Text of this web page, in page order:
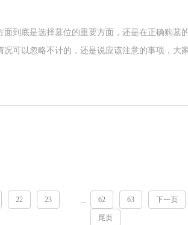
到底是选择墓位的重要方面，还是在正确购墓
可以忽略不计的，还是说应该注意的事项，大
墓园小编一起了解了。
22 23 ... 62 63 下一页
尾页